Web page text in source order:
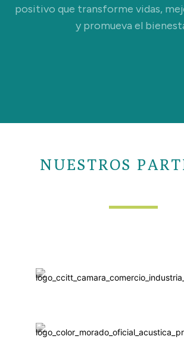
positivo que transforme vidas,
y promueva el
NUESTROS